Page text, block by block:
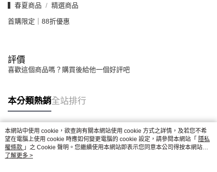
▍春夏商品 精選商品
首購限定｜88折優惠
評價
喜歡這個商品嗎？購買後給他一個好評吧
本分類熱銷全站排行
熱門標籤
本網站中使用 cookie，欲查詢有關本網站使用 cookie 方式之詳情，及若您不希
望在電腦上使用 cookie 時應如何變更電腦的 cookie 設定，請參閱本網站「 隱私
權條款 」之 Cookie 聲明。您繼續使用本網站即表示您同意本公司得按本網站使
用條款之 Cookie 聲明使用 cookie。
了解更多 >